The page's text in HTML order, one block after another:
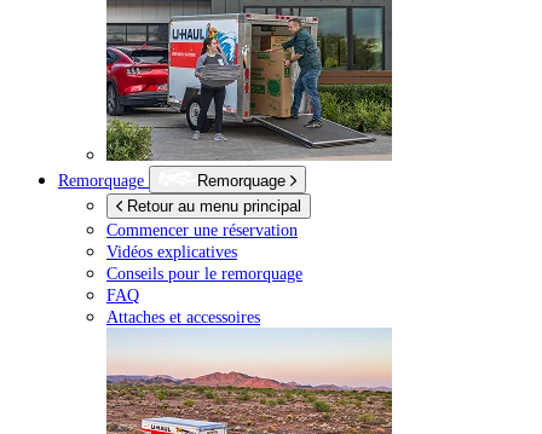
Remorquage
Remorquage
Retour au menu principal
Commencer une réservation
Vidéos explicatives
Conseils pour le remorquage
FAQ
Attaches et accessoires